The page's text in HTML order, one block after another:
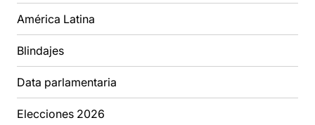
América Latina
Blindajes
Data parlamentaria
Elecciones 2026